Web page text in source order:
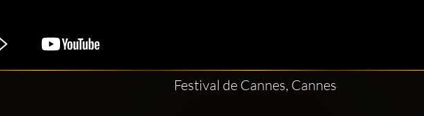
Festival de Cannes, Cannes